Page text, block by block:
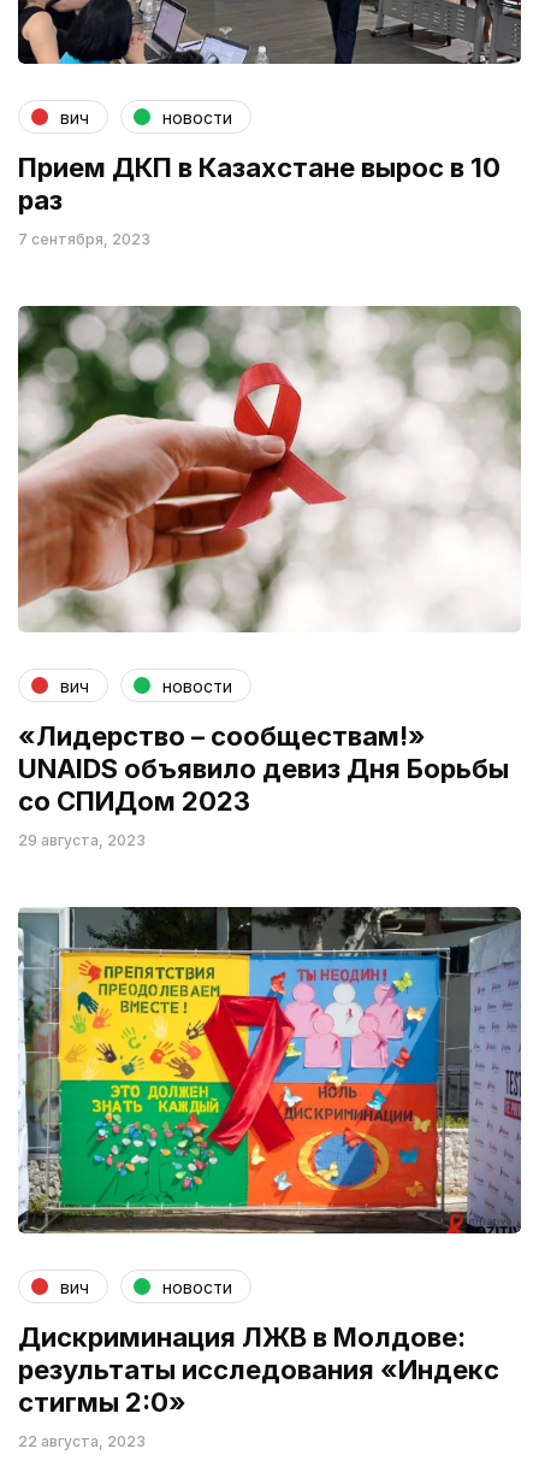
вич новости
Прием ДКП в Казахстане вырос в 10
раз
7 сентября, 2023
вич новости
«Лидерство – сообществам!»
UNAIDS объявило девиз Дня Борьбы
со СПИДом 2023
29 августа, 2023
вич новости
Дискриминация ЛЖВ в Молдове:
результаты исследования «Индекс
стигмы 2:0»
22 августа, 2023